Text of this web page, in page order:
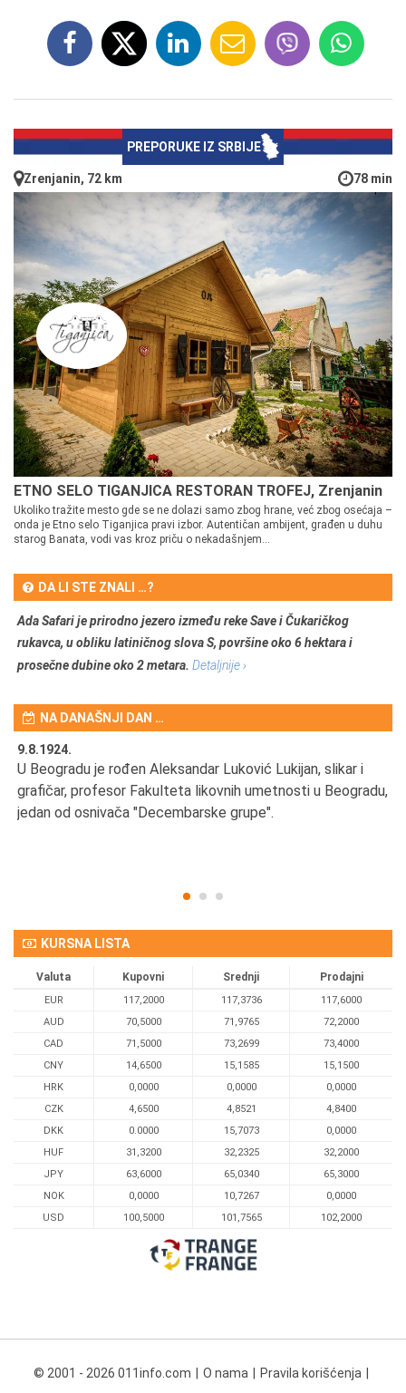
PREPORUKE IZ SRBIJE
Zrenjanin, 72 km 78 min
ETNO SELO TIGANJICA RESTORAN TROFEJ, Zrenjanin
Ukoliko tražite mesto gde se ne dolazi samo zbog hrane, već zbog osećaja –
onda je Etno selo Tiganjica pravi izbor. Autentičan ambijent, građen u duhu
starog Banata, vodi vas kroz priču o nekadašnjem...
DA LI STE ZNALI …?
Ada Safari je prirodno jezero između reke Save i Čukaričkog
rukavca, u obliku latiničnog slova S, površine oko 6 hektara i
prosečne dubine oko 2 metara. Detaljnije ›
NA DANAŠNJI DAN …
9.8.1924.
U Beogradu je rođen Aleksandar Luković Lukijan, slikar i
grafičar, profesor Fakulteta likovnih umetnosti u Beogradu,
jedan od osnivača "Decembarske grupe".
KURSNA LISTA
Valuta Kupovni Srednji Prodajni
EUR 117,2000 117,3736
117,6000
AUD
70,5000 71,9765
72,2000
CAD
71,5000 73,2699
73,4000
CNY
14,6500 15,1585
15,1500
HRK
0,0000 0,0000
0,0000
CZK
4,6500 4,8521
4,8400
DKK
0.0000 15,7073
0,0000
HUF
31,3200 32,2325
32,2000
JPY
63,6000 65,0340
65,3000
NOK
0,0000 10,7267
0,0000
USD
100,5000 101,7565 102,2000
© 2001 - 2026 011info.com O nama Pravila korišćenja